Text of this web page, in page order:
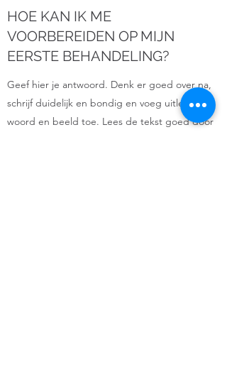
HOE KAN IK ME
VOORBEREIDEN OP MIJN
EERSTE BEHANDELING?
Geef hier je antwoord. Denk er goed over na,
schrijf duidelijk en bondig en voeg uitleg in
woord en beeld toe. Lees de tekst goed door